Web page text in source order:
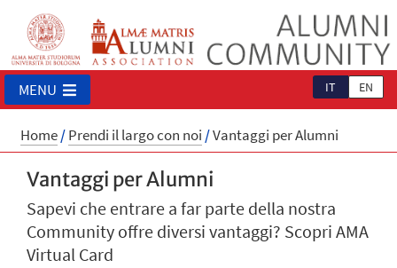
IT EN
MENU
Home/Prendi il largo con noi /Vantaggi per Alumni
Vantaggi per Alumni
Sapevi che entrare a far parte della nostra
Community offre diversi vantaggi? Scopri AMA
Virtual Card